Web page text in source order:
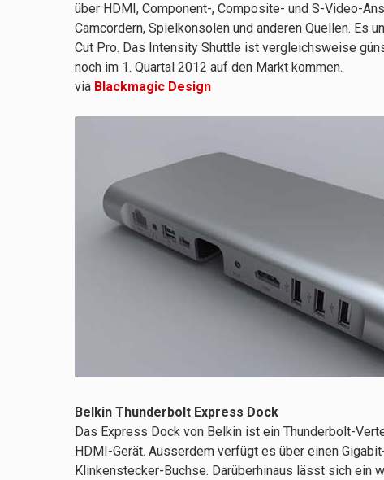
über HDMI, Component-, Composite- und S-Video-
Camcordern, Spielkonsolen und anderen Quellen. Es
Cut Pro. Das Intensity Shuttle ist vergleichsweise
noch im 1. Quartal 2012 auf den Markt kommen.
via Blackmagic Design
Belkin Thunderbolt Express Dock
Das Express Dock von Belkin ist ein Thunderbolt-
HDMI-Gerät. Ausserdem verfügt es über einen
Klinkenstecker-Buchse. Darüberhinaus lässt sich ein